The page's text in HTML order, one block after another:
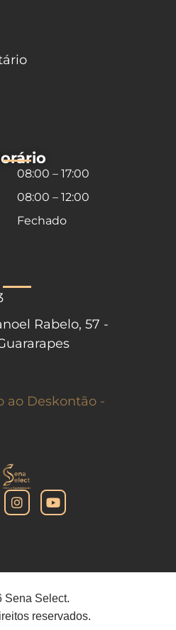
08:00 – 17:00
08:00 – 12:00
Fechado
Rabelo, 57 -
ao Deskontão -
Sena Select.
reservados.